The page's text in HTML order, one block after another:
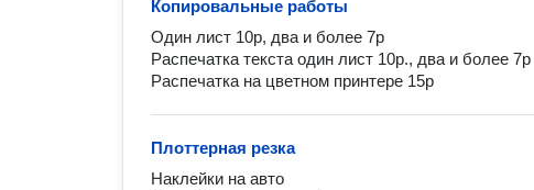
Копировальные работы
Один лист 10р, два и более 7р
Распечатка текста один лист 10р., два и более 7р
Распечатка на цветном принтере 15р
Плоттерная резка
Наклейки на авто